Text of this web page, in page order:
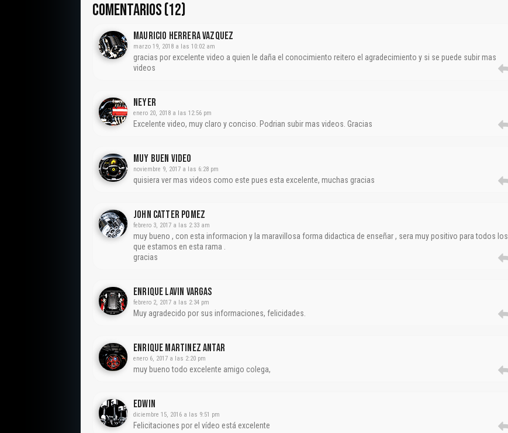
COMENTARIOS (12)
Mauricio Herrera Vazquez
marzo 19, 2018 a las 10:02 am
gracias por excelente video a quien le daña el conocimiento reitero el agradecimiento y si se puede subir mas
videos
NEYER
enero 20, 2018 a las 12:56 pm
Excelente video, muy claro y conciso. Podrian subir mas videos. Gracias
Muy Buen Video
noviembre 9, 2017 a las 6:28 pm
quisiera ver mas videos como este pues esta excelente, muchas gracias
John Catter Pomez
febrero 3, 2017 a las 2:33 am
muy bueno , con esta informacion y la maravillosa forma didactica de enseñar , sera muy positivo para todos los
que estamos en esta rama .
gracias
Enrique Lavin Vargas
febrero 2, 2017 a las 2:34 pm
Muy agradecido por sus informaciones, felicidades.
Enrique Martinez Antar
enero 6, 2017 a las 2:20 pm
muy bueno todo excelente amigo colega,
Edwin
diciembre 15, 2016 a las 9:51 pm
Felicitaciones por el vídeo está excelente
No carga o no se visualiza el contenido.